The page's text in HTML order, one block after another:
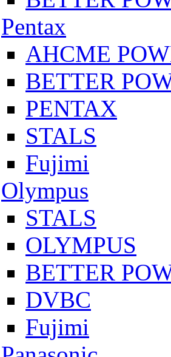
Pentax
AHCME
BETTER
PENTAX
STALS
Fujimi
Olympus
STALS
OLYMPUS
BETTER
DVBC
Fujimi